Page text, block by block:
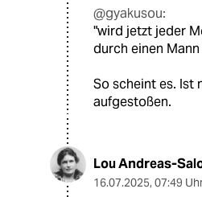
@gyakusou:
"wird jetzt jeder
durch einen
So scheint es. Ist
aufgestoßen.
Lou Andreas-
16.07.2025, 07:49